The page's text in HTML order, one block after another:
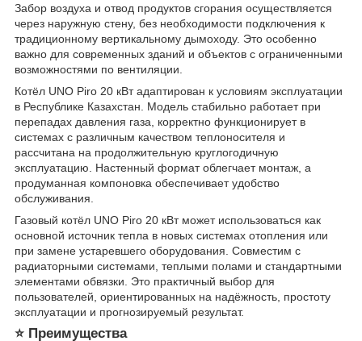
Забор воздуха и отвод продуктов сгорания осуществляется
через наружную стену, без необходимости подключения к
традиционному вертикальному дымоходу. Это особенно
важно для современных зданий и объектов с ограниченными
возможностями по вентиляции.
Котёл UNO Piro 20 кВт адаптирован к условиям эксплуатации
в Республике Казахстан. Модель стабильно работает при
перепадах давления газа, корректно функционирует в
системах с различным качеством теплоносителя и
рассчитана на продолжительную круглогодичную
эксплуатацию. Настенный формат облегчает монтаж, а
продуманная компоновка обеспечивает удобство
обслуживания.
Газовый котёл UNO Piro 20 кВт может использоваться как
основной источник тепла в новых системах отопления или
при замене устаревшего оборудования. Совместим с
радиаторными системами, теплыми полами и стандартными
элементами обвязки. Это практичный выбор для
пользователей, ориентированных на надёжность, простоту
эксплуатации и прогнозируемый результат.
⭐ Преимущества